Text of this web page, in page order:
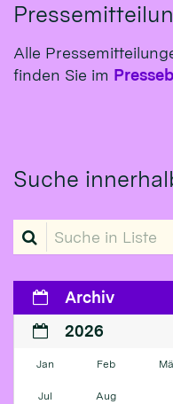
Alle
finden Sie im
Suche
Suche in Liste
Archiv
2026
Jan Feb
Jul Aug